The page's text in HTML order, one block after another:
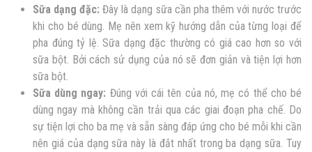
Sữa dạng đặc: Đây là dạng sữa cần pha thêm với nước trước
khi cho bé dùng. Mẹ nên xem kỹ hướng dẫn của từng loại để
pha đúng tỷ lệ. Sữa dạng đặc thường có giá cao hơn so với
sữa bột. Bởi cách sử dụng của nó sẽ đơn giản và tiện lợi hơn
sữa bột.
Sữa dùng ngay: Đúng với cái tên của nó, mẹ có thể cho bé
dùng ngay mà không cần trải qua các giai đoạn pha chế. Do
sự tiện lợi cho ba mẹ và sẵn sàng đáp ứng cho bé mỗi khi cần
nên giá của dạng sữa này là đắt nhất trong ba dạng sữa. Tuy